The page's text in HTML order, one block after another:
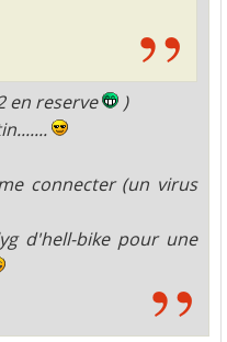
en reserve
)
connecter (un virus
d'hell-bikepour une